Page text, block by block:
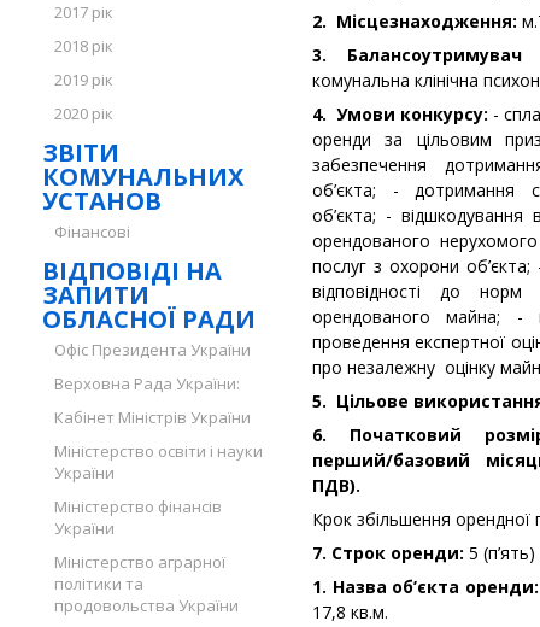
2017 рік
2018 рік
2019 рік
2020 рік
ЗВІТИ
КОМУНАЛЬНИХ
УСТАНОВ
Фінансові
ВІДПОВІДІ НА
ЗАПИТИ
ОБЛАСНОЇ РАДИ
Офіс Президента України
Верховна Рада України:
Кабінет Міністрів України
Міністерство освіти і науки
України
Міністерство фінансів
України
Міністерство аграрної
політики та
продовольства України
2. Місцезнаходження:
3.
комунальна клінічна
4. Умови конкурсу: -
оренди за цільовим
забезпечення
об’єкта; - дотримання
об’єкта; -
орендованого
послуг з охорони
відповідності до норм
орендованого майна; -
проведення експертної
про незалежну оцінку
5. Цільове
6. Початковий
перший/базовий
ПДВ).
Крок збільшення орендної
7. Строк оренди: 5
1. Назва об’єкта оренди:
17,8 кв.м.